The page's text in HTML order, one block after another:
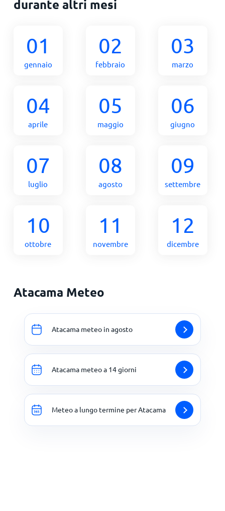
durante altri mesi
01
gennaio
02
febbraio
03
marzo
04
aprile
05
maggio
06
giugno
07
luglio
08
agosto
09
settembre
10
ottobre
11
novembre
12
dicembre
Atacama Meteo
Atacama meteo in agosto
Atacama meteo a 14 giorni
Meteo a lungo termine per Atacama